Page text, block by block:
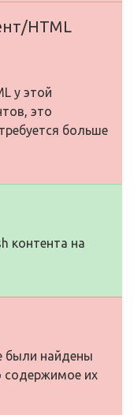
HTML
у этой
это
больше
контента на
были найдены
содержимое их